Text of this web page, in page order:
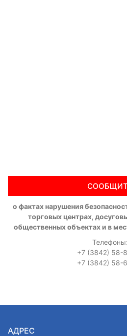
о фактах нарушения
торговых центрах,
общественных объектах и в
Телефоны:
+7 (3842) 58-
+7 (3842) 58-
АДРЕС